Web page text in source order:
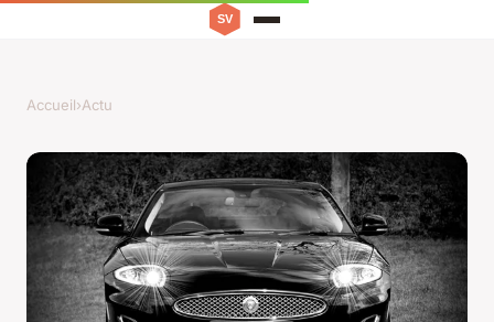
Accueil›Actu